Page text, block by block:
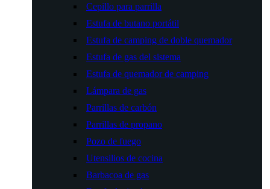
Cepillo para parrilla
Estufa de butano portátil
Estufa de camping de doble quemador
Estufa de gas del sistema
Estufa de quemador de camping
Lámpara de gas
Parrillas de carbón
Parrillas de propano
Pozo de fuego
Utensilios de cocina
Barbacoa de gas